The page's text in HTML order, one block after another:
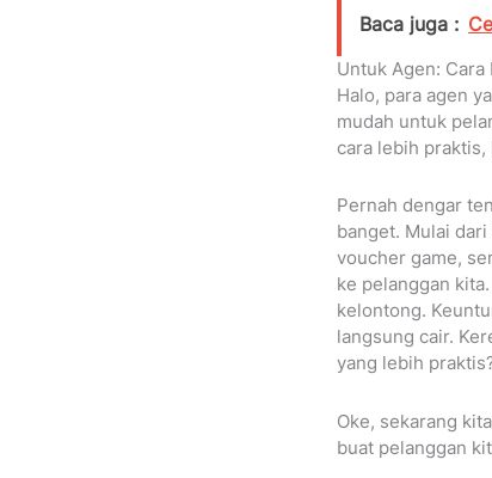
Baca juga :
Untuk Agen:
Halo, para agen
mudah untuk
cara lebih
Pernah dengar
banget. Mulai
voucher game,
ke pelanggan
kelontong.
langsung cair.
yang lebih
Oke, sekarang
buat pelanggan